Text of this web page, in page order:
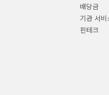
배당금
기관 서비
핀테크